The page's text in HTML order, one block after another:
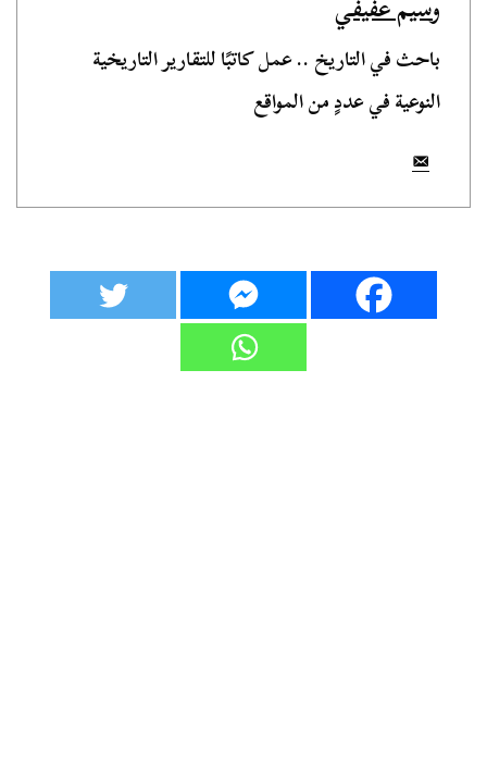
باحث في التاريخ .. عمل كاتبًا للتقارير التاريخية
النوعية في عددٍ من المواقع